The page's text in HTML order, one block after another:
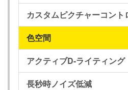
カスタムピクチャーコント
色空間
アクティブD-ライティング
長秒時ノイズ低減